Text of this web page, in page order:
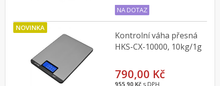
NA DOTAZ
NOVINKA
Kontrolní váha přesná
HKS-CX-10000, 10kg/1g
790,00 Kč